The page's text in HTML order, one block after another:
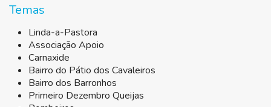
Temas
Linda-a-Pastora
Associação Apoio
Carnaxide
Bairro do Pátio dos Cavaleiros
Bairro dos Barronhos
Primeiro Dezembro Queijas